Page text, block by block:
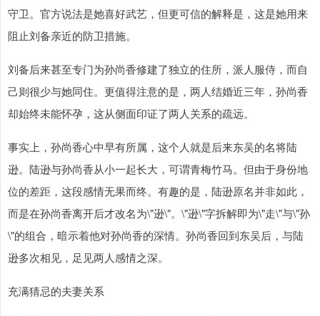
守卫。官方说法是她喜好武艺，但更可信的解释是，这是她用来
阻止刘备亲近的防卫措施。
刘备后来甚至专门为孙尚香修建了独立的住所，派人服侍，而自
己则很少与她同住。更值得注意的是，两人结婚近三年，孙尚香
却始终未能怀孕，这从侧面印证了两人关系的疏远。
事实上，孙尚香心中早有所属，这个人就是后来东吴的名将陆
逊。陆逊与孙尚香从小一起长大，可谓青梅竹马。但由于身份地
位的差距，这段感情无果而终。有趣的是，陆逊原名并非如此，
而是在孙尚香离开后才改名为\"逊\"。\"逊\"字拆解即为\"走\"与\"孙
\"的组合，暗示着他对孙尚香的深情。孙尚香回到东吴后，与陆
逊多次相见，足见两人感情之深。
充满猜忌的夫妻关系